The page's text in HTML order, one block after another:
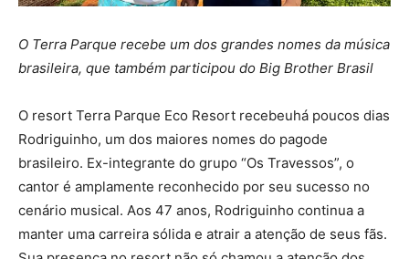
O Terra Parque recebe um dos grandes nomes da música
brasileira, que também participou do Big Brother Brasil
O resort Terra Parque Eco Resort recebeuhá poucos dias
Rodriguinho, um dos maiores nomes do pagode
brasileiro. Ex-integrante do grupo “Os Travessos”, o
cantor é amplamente reconhecido por seu sucesso no
cenário musical. Aos 47 anos, Rodriguinho continua a
manter uma carreira sólida e atrair a atenção de seus fãs.